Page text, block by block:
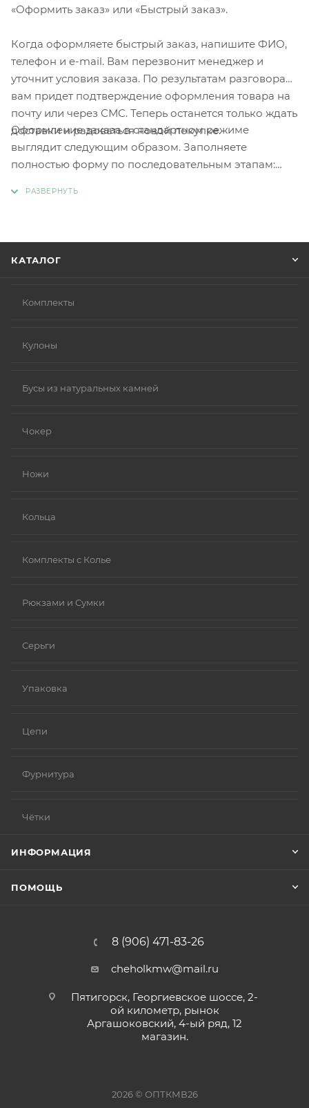
«Оформить заказ» или «Быстрый заказ».
Когда оформляете быстрый заказ, напишите ФИО,
телефон и e-mail. Вам перезвонит менеджер и
уточнит условия заказа. По результатам разговора
вам придет подтверждение оформления товара на
почту или через СМС. Теперь останется только ждать
доставки и радоваться новой покупке.
Оформление заказа в стандартном режиме
выглядит следующим образом. Заполняете
полностью форму по последовательным этапам:
КАТАЛОГ
Комплекты
Кулоны
Бусы из натуральных камней
Чокер
Ножи
Кольца
Комплекты с Колье
Рюкзами и Сумки
Серьги
Упаковка
Цепи
Фурнитура
Чётки
ИНФОРМАЦИЯ
ПОМОЩЬ
8 (906) 471-83-26
cheholkmw@mail.ru
Пятигорск, Георгиевское шоссе, 2-
ой километр, рынок
Аргашоковский, 4-ый ряд, 12
магазин.
2026 © ОПТКМВ26